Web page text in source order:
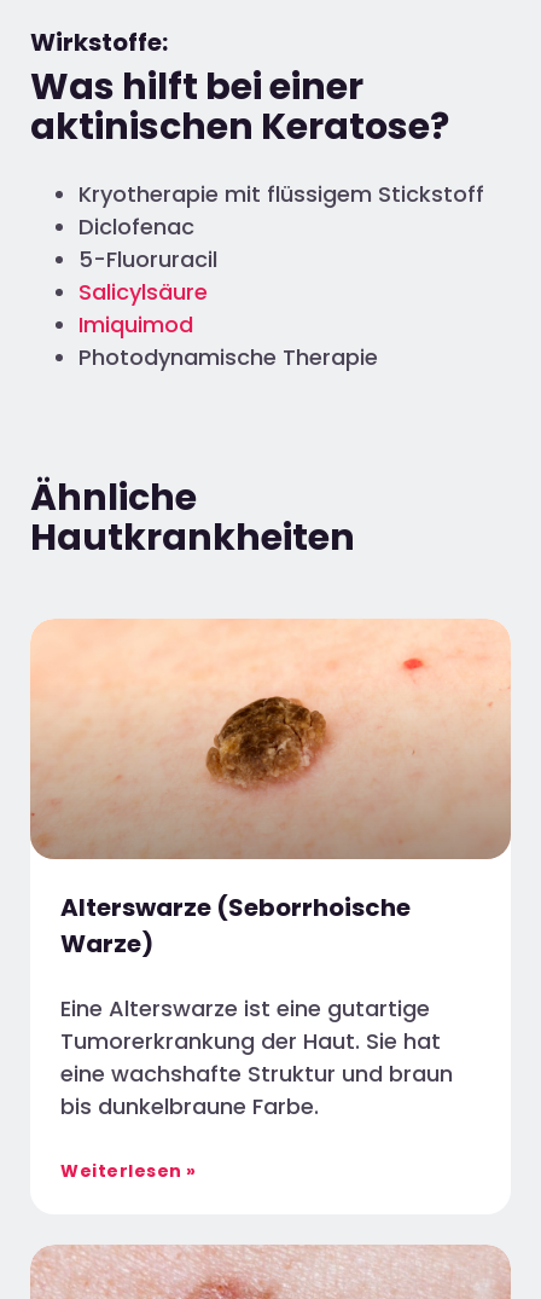
Wirkstoffe:
Was hilft bei einer
aktinischen Keratose?
Kryotherapie mit flüssigem Stickstoff
Diclofenac
5-Fluoruracil
Salicylsäure
Imiquimod
Photodynamische Therapie
Ähnliche
Hautkrankheiten
Alterswarze (Seborrhoische
Warze)
Eine Alterswarze ist eine gutartige
Tumorerkrankung der Haut. Sie hat
eine wachshafte Struktur und braun
bis dunkelbraune Farbe.
Weiterlesen »